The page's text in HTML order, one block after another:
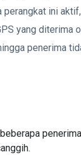
ini
yang diterima
penerima